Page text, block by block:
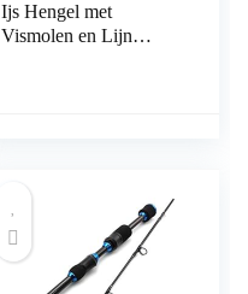
Ijs Hengel met
Vismolen en Lijn